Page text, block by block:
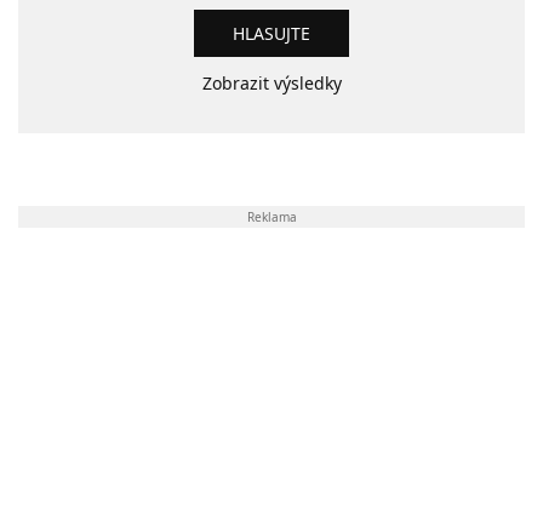
Zobrazit výsledky
Reklama